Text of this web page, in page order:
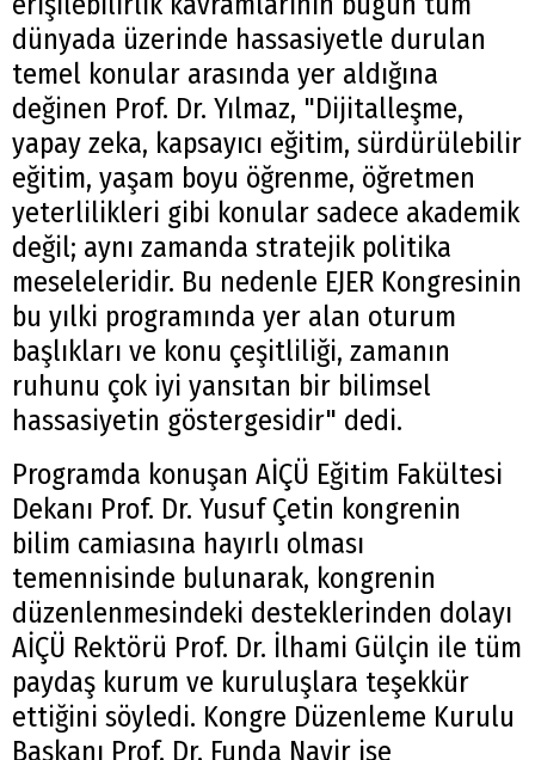
dünyada üzerinde hassasiyetle durulan
temel konular arasında yer aldığına
değinen Prof. Dr. Yılmaz, "Dijitalleşme,
yapay zeka, kapsayıcı eğitim, sürdürülebilir
eğitim, yaşam boyu öğrenme, öğretmen
yeterlilikleri gibi konular sadece akademik
değil; aynı zamanda stratejik politika
meseleleridir. Bu nedenle EJER Kongresinin
bu yılki programında yer alan oturum
başlıkları ve konu çeşitliliği, zamanın
ruhunu çok iyi yansıtan bir bilimsel
hassasiyetin göstergesidir" dedi.
Programda konuşan AİÇÜ Eğitim Fakültesi
Dekanı Prof. Dr. Yusuf Çetin kongrenin
bilim camiasına hayırlı olması
temennisinde bulunarak, kongrenin
düzenlenmesindeki desteklerinden dolayı
AİÇÜ Rektörü Prof. Dr. İlhami Gülçin ile tüm
paydaş kurum ve kuruluşlara teşekkür
ettiğini söyledi. Kongre Düzenleme Kurulu
Başkanı Prof. Dr. Funda Nayir ise